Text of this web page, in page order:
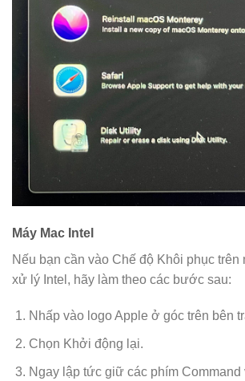
Máy Mac Intel
Nếu bạn cần vào Chế độ Khôi phục trên
xử lý Intel, hãy làm theo các bước sau:
Nhấp vào logo Apple ở góc trên bên
Chọn Khởi động lại.
Ngay lập tức giữ các phím Command